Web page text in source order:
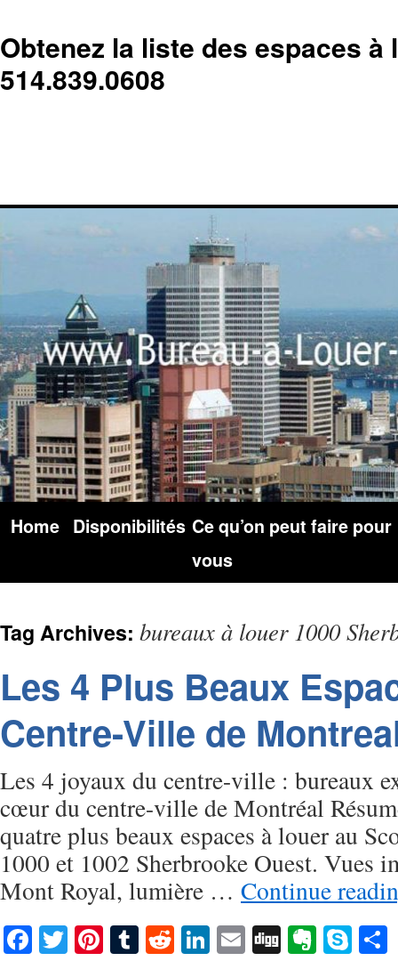
Obtenez la liste des espaces à
514.839.0608
Home Disponibilités Ce qu’on peut faire pour
vous
Tag Archives: bureaux à louer 1000
Les 4 Plus Beaux
Centre-Ville de
Les 4 joyaux du centre-ville : bureaux
cœur du centre-ville de Montréal
quatre plus beaux espaces à louer au
1000 et 1002 Sherbrooke Ouest. Vues
Mont Royal, lumière … Continue
Facebook
TwitterPinterest
Tumblr
RedditLinkedIn
EmailDigg